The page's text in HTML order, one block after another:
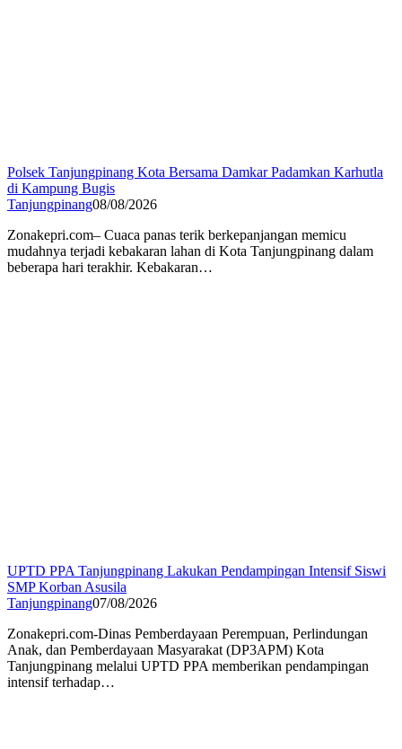
Polsek Tanjungpinang Kota Bersama Damkar Padamkan Karhutla
di Kampung Bugis
Tanjungpinang08/08/2026
Zonakepri.com– Cuaca panas terik berkepanjangan memicu
mudahnya terjadi kebakaran lahan di Kota Tanjungpinang dalam
beberapa hari terakhir. Kebakaran…
UPTD PPA Tanjungpinang Lakukan Pendampingan Intensif Siswi
SMP Korban Asusila
Tanjungpinang07/08/2026
Zonakepri.com-Dinas Pemberdayaan Perempuan, Perlindungan
Anak, dan Pemberdayaan Masyarakat (DP3APM) Kota
Tanjungpinang melalui UPTD PPA memberikan pendampingan
intensif terhadap…